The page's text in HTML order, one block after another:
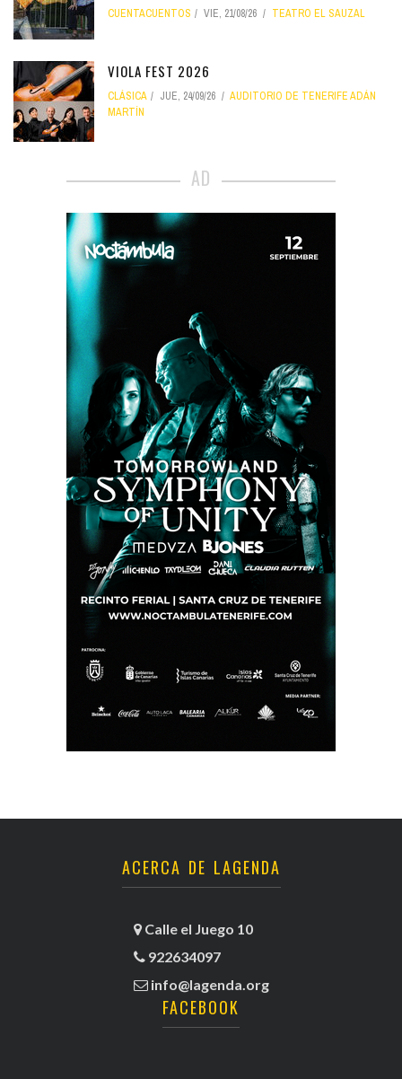
CUENTACUENTOS VIE, 21/08/26 TEATRO EL SAUZAL
VIOLA FEST 2026
CLÁSICA JUE, 24/09/26
AUDITORIO DE TENERIFE ADÁN
MARTÍN
AD
ACERCA DE LAGENDA
Calle el Juego 10
922634097
info@lagenda.org
FACEBOOK